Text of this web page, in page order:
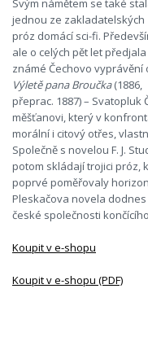
Svým námětem se také
jednou ze zakladatelských
próz domácí sci-fi.
ale o celých pět let předjala
známé Čechovo vyprávění
Výletě pana Broučka(1886,
přeprac. 1887) – Svatopluk
měšťanovi, který v
morální i citový otřes,
Společně s novelou F. J.
potom skládají trojici próz,
poprvé poměřovaly
Pleskačova novela
české společnosti
Koupit v e-shopu
Koupit v e-shopu (PDF)